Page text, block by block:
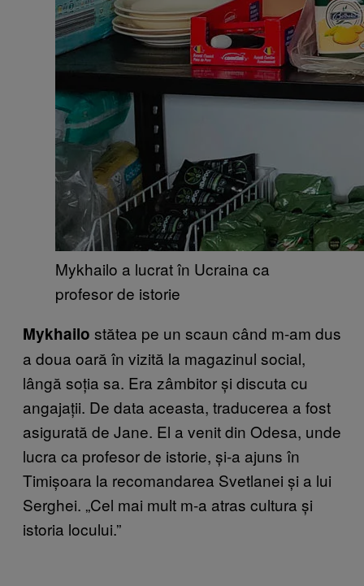
Mykhailo a lucrat în Ucraina ca
profesor de istorie
Mykhailo stătea pe un scaun când m-am dus
a doua oară în vizită la magazinul social,
lângă soția sa. Era zâmbitor și discuta cu
angajații. De data aceasta, traducerea a fost
asigurată de Jane. El a venit din Odesa, unde
lucra ca profesor de istorie, și-a ajuns în
Timișoara la recomandarea Svetlanei și a lui
Serghei. „Cel mai mult m-a atras cultura și
istoria locului.”